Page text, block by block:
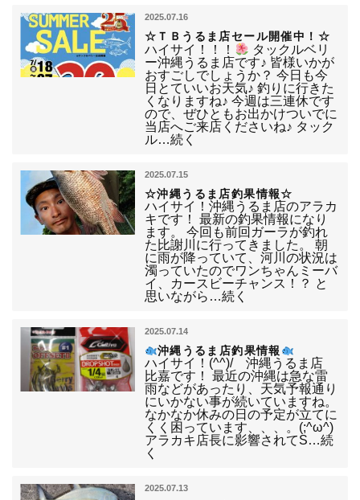
2025.07.16
☆ＴＢうるま店セール開催中！☆
ハイサイ！！！
タックルベリ
ー沖縄うるま店です♪ 皆様いかが
おすごしでしょうか？ 今日も今
日とていいお天気♪ 釣りに行きた
くなりますね♪ 今週は三連休です
ので、ぜひともお出かけついでに
当店へご来店くださいね♪ タック
ル…続く
2025.07.15
☆沖縄うるま店釣果情報☆
ハイサイ！沖縄うるま店のアラカ
キです！ 最新の釣果情報になり
ます。 今回も前回ガーラが釣れ
た比謝川に行ってきました。 朝
に雨が降っていて、河川の状況は
濁っていたのでワンちゃんミーバ
イ、カースビーチャンス！？ と
思いながら…続く
2025.07.14
沖縄うるま店釣果情報
ハイサイ！(^^)/ 沖縄うるま店
比嘉です！ 最近の沖縄は急な雷
雨などがあったり、天気予報通り
にいかない事が続いていますね。
なかなか休みの日の予定が立てに
くく困っています、、、。(;^ω^)
アラカキ店長に影響されてS…続
く
2025.07.13